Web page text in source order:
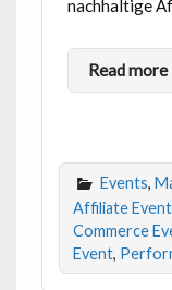
nachhaltige
Read more
Events,
Affiliate
Commerce
Event,